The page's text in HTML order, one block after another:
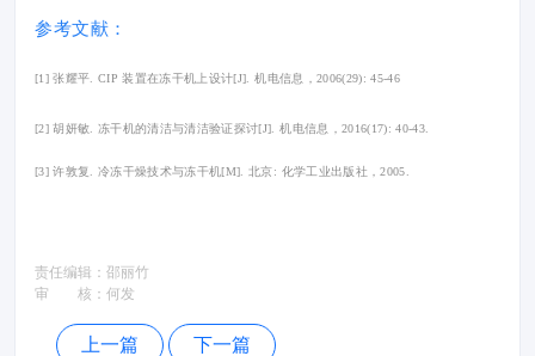
参考文献：
[1] 张耀平. CIP 装置在冻干机上设计[J]. 机电信息，2006(29): 45-46
[2] 胡妍敏. 冻干机的清洁与清洁验证探讨[J]. 机电信息，2016(17): 40-43.
[3] 许敦复. 冷冻干燥技术与冻干机[M]. 北京: 化学工业出版社，2005.
责任编辑： 邵丽竹
审 核： 何发
上一篇 下一篇